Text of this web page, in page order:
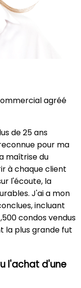
agréé
de 25 ans
pour ma
maîtrise du
à chaque client
l'écoute, la
J'ai a mon
incluant
condos vendus
la plus grande fut
l'achat d'une